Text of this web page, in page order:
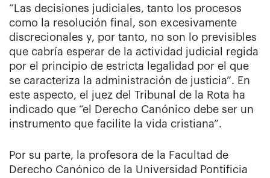
“Las decisiones judiciales, tanto los procesos
como la resolución final, son excesivamente
discrecionales y, por tanto, no son lo previsibles
que cabría esperar de la actividad judicial regida
por el principio de estricta legalidad por el que
se caracteriza la administración de justicia”. En
este aspecto, el juez del Tribunal de la Rota ha
indicado que “el Derecho Canónico debe ser un
instrumento que facilite la vida cristiana”.
Por su parte, la profesora de la Facultad de
Derecho Canónico de la Universidad Pontificia